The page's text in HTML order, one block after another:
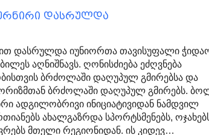
დასრულდა
დასრულდა იუნიორთა თავისუფალი
აღნიშნავს. ღონისძიება ეძღვნება
ბრძოლაში დაღუპულ გმირებსა და
ბრძოლაში დაღუპულ გმირებს.
ადგილობრივი ინიციატივიდან ნამდვილ
ახალგაზრდა სპორტსმენებს,
მთელი რეგიონიდან. ის კიდევ…